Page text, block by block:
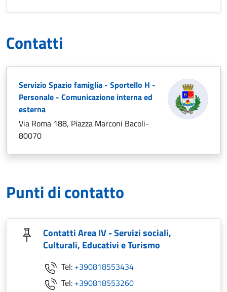
Contatti
Servizio Spazio famiglia - Sportello H -
Personale - Comunicazione interna ed
esterna
Via Roma 188, Piazza Marconi Bacoli-
80070
Punti di contatto
Contatti Area IV - Servizi sociali,
Culturali, Educativi e Turismo
Tel: +390818553434
Tel: +390818553260